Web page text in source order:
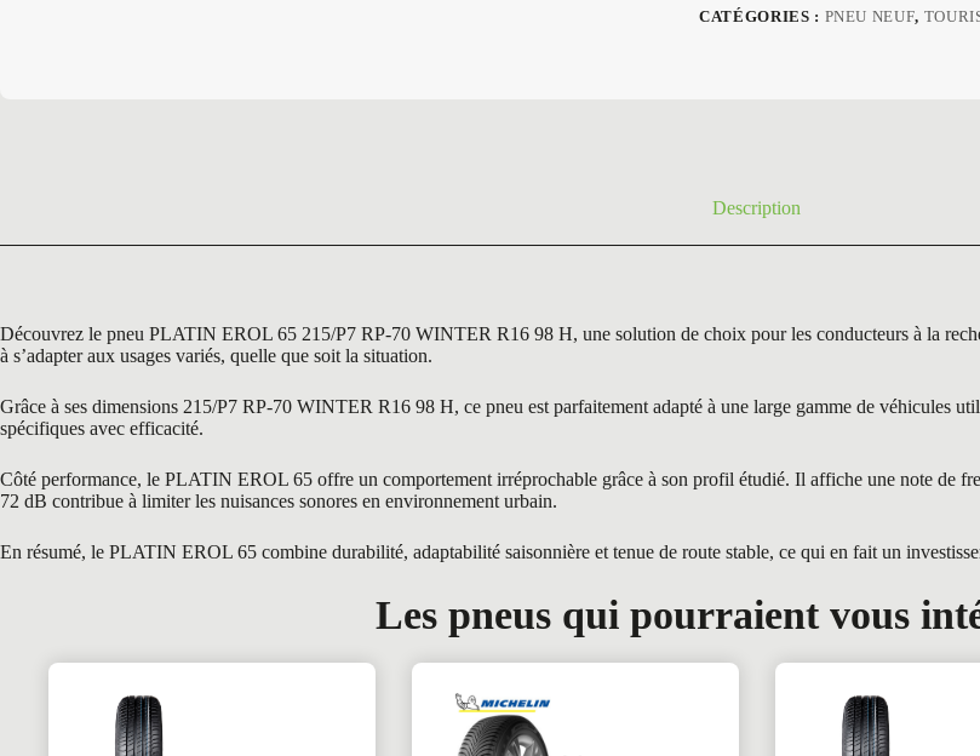
prix
prix
CATÉGORIES : PNEU NEUF,
Description
Découvrez le pneu PLATIN EROL 65 215/P7 RP-70 WINTER R16 98 H, une solution de choix pour les conducteurs à la
à s’adapter aux usages variés, quelle que soit la situation.
Grâce à ses dimensions 215/P7 RP-70 WINTER R16 98 H, ce pneu est parfaitement adapté à une large gamme de véhicules
spécifiques avec efficacité.
Côté performance, le PLATIN EROL 65 offre un comportement irréprochable grâce à son profil étudié. Il affiche une note de
72 dB contribue à limiter les nuisances sonores en environnement urbain.
En résumé, le PLATIN EROL 65 combine durabilité, adaptabilité saisonnière et tenue de route stable, ce qui en fait un
Les pneus qui pourraient vous